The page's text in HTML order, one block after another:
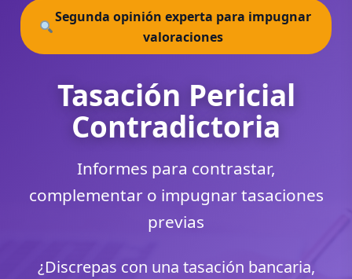
Segunda opinión experta para impugnar
valoraciones
Tasación Pericial
Contradictoria
Informes para contrastar,
complementar o impugnar tasaciones
previas
¿Discrepas con una tasación bancaria,